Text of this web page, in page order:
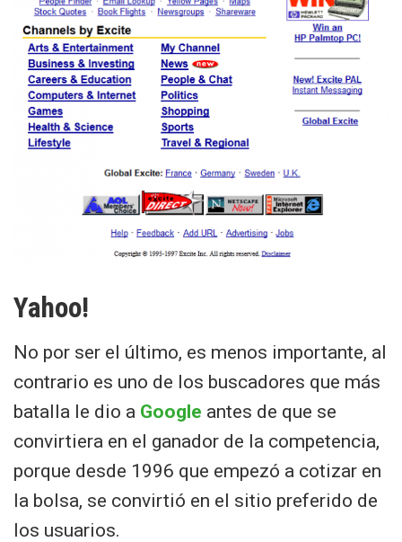
Yahoo!
No por ser el último, es menos importante, al
contrario es uno de los buscadores que más
batalla le dio a Google antes de que se
convirtiera en el ganador de la competencia,
porque desde 1996 que empezó a cotizar en
la bolsa, se convirtió en el sitio preferido de
los usuarios.